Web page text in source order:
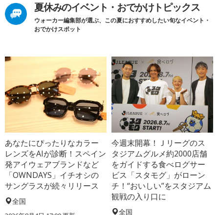
夏休みのイベント・おでかけトピックス
ウォーカー編集部が選ぶ、この夏におすすめしたい旬なイベント・
おでかけスポット
あなたにぴったりなカラー
レンズをAIが診断！スペイン
発アイウェアブランドなど
「OWNDAYS」イチオシの
サングラスが続々リリース
全国
今週末開幕！Ｊリーグのス
タジアムグルメ約2000店舗
をガイドする食べログサー
ビス「スタモグ」がローン
チ！“おいしい”をスタジアム
観戦の入り口に
全国